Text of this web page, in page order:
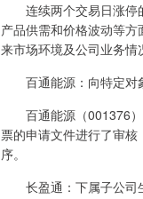
连续两个交易日涨停
产品供需和价格波动等
来市场环境及公司业务情
百通能源：向特定对
百通能源（001376）6
票的申请文件进行了审
序。
长盈通：下属子公司